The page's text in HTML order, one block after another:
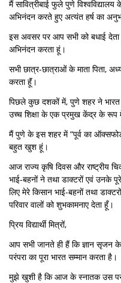
मैं सावित्रीबाई फुले पुणे विश्वविद्यालय
अभिनंदन करते हुए अत्यंत हर्ष का
इस अवसर पर आप सभी को बधाई देता
अभिनंदन करता हूं।
सभी छात्र-छात्राओं के माता पिता,
करता हॅूं।
पिछले कुछ दशकों में, पुणे शहर ने भारत
उच्च शिक्षा के एक प्रमुख केंद्र के रूप में
मैं पुणे के इस शहर में “पूर्व का
बहुत खुश हूं।
आज राज्य कृषि दिवस और राष्ट्रीय
भाई-बहनों ने तथा डाक्टरों एवं उनके
लिए मेरे किसान भाई-बहनों तथा
परिवार वालों को शुभकामनाए देता हूँ।
प्रिय विद्यार्थी मित्रों,
आप सभी जानते ही हैं कि ज्ञान सृजन के
परंपरा का पूरा भारत सम्मान करता है।
मुझे खुशी है कि आज के स्नातक उस